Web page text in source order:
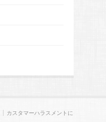
カスタマーハラスメントに